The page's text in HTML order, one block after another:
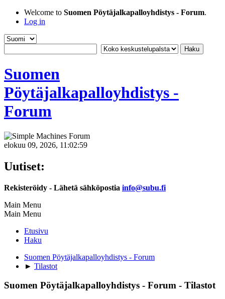
Welcome to Suomen Pöytäjalkapalloyhdistys - Forum.
Log in
Suomen
Pöytäjalkapalloyhdistys -
Forum
elokuu 09, 2026, 11:02:59
Uutiset:
Rekisteröidy - Lähetä sähköpostia info@subu.fi
Main Menu
Main Menu
Etusivu
Haku
Suomen Pöytäjalkapalloyhdistys - Forum
► Tilastot
Suomen Pöytäjalkapalloyhdistys - Forum - Tilastot